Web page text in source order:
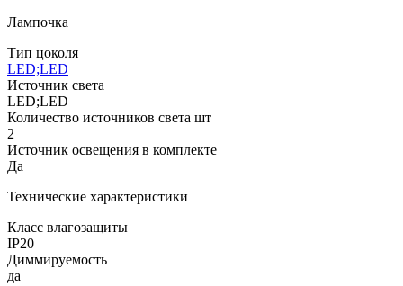
Лампочка
Тип цоколя
LED;LED
Источник света
LED;LED
Количество источников света шт
2
Источник освещения в комплекте
Да
Технические характеристики
Класс влагозащиты
IP20
Диммируемость
да